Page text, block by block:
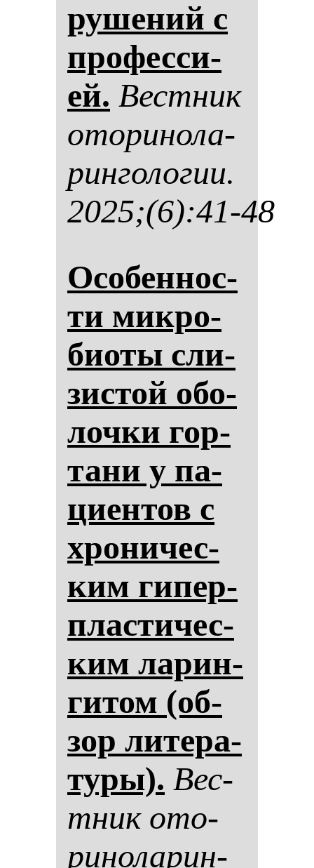
ру­ше­ний с
про­фес­си­
ей. Вес­тник
ото­ри­но­ла­
рин­го­ло­гии.
2025;(6):41-48
Осо­бен­нос­
ти мик­ро­
би­оты сли­
зис­той обо­
лоч­ки гор­
та­ни у па­
ци­ен­тов с
хро­ни­чес­
ким ги­пер­
плас­ти­чес­
ким ла­рин­
ги­том (об­
зор ли­те­ра­
ту­ры). Вес­
тник ото­
ри­но­ла­рин­